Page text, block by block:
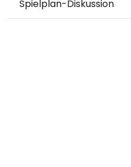
Spielplan-Diskussion